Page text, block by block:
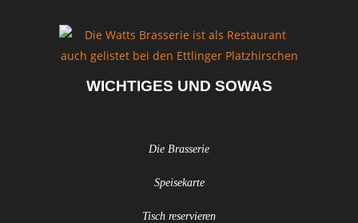
WICHTIGES UND SOWAS
Die Brasserie
Speisekarte
Tisch reservieren